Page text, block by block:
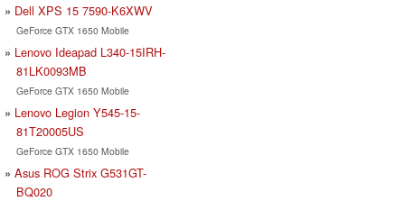
Dell XPS 15 7590-K6XWV
GeForce GTX 1650 Mobile
Lenovo Ideapad L340-15IRH-
81LK0093MB
GeForce GTX 1650 Mobile
Lenovo Legion Y545-15-
81T20005US
GeForce GTX 1650 Mobile
Asus ROG Strix G531GT-
BQ020